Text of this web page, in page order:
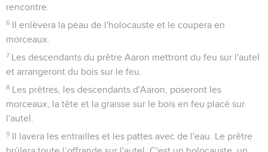
rencontre.
6 Il enlèvera la peau de l'holocauste et le coupera en
morceaux.
7 Les descendants du prêtre Aaron mettront du feu sur l'autel
et arrangeront du bois sur le feu.
8 Les prêtres, les descendants d'Aaron, poseront les
morceaux, la tête et la graisse sur le bois en feu placé sur
l'autel.
9 Il lavera les entrailles et les pattes avec de l'eau. Le prêtre